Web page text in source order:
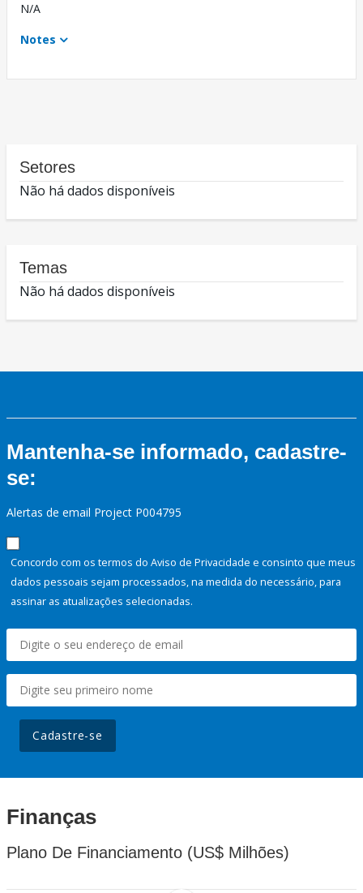
N/A
Notes
Setores
Não há dados disponíveis
Temas
Não há dados disponíveis
Mantenha-se informado, cadastre-
se:
Alertas de email Project P004795
Concordo com os termos do Aviso de Privacidade e consinto que meus
dados pessoais sejam processados, na medida do necessário, para
assinar as atualizações selecionadas.
Cadastre-se
Finanças
Plano De Financiamento (US$ Milhões)